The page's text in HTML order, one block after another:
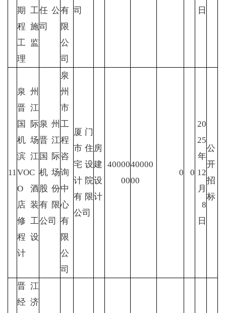
期工
程施
工监
理
任公
司
有
限
公
司
司
日
11
泉州
晋江
国际
机场
滨江
VOC
O酒
店装
修工
程设
计
泉州
晋江
国际
机场
股份
有限
公司
泉
州
市
工
程
咨
询
中
心
有
限
公
司
厦门
市住
宅设
计院
有限
公司
房
建
设
计
40000
00
40000
00
0 0
20
25
年
12
月
8
日
公
开
招
标
晋江
经济